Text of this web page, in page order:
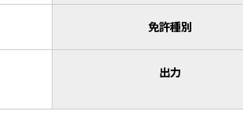
免許種別
出力